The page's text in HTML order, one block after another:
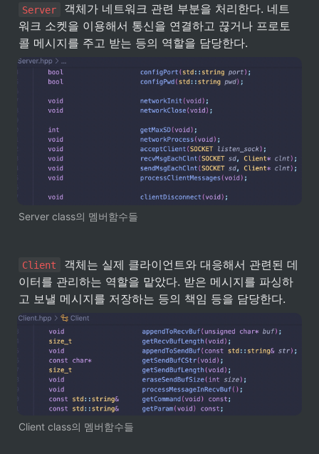
Server
객체가 네트워크 관련 부분을 처리한다. 네트
워크 소켓을 이용해서 통신을 연결하고 끊거나 프로토
콜 메시지를 주고 받는 등의 역할을 담당한다.
Server class의 멤버함수들
Client
객체는 실제 클라이언트와 대응해서 관련된 데
이터를 관리하는 역할을 맡았다. 받은 메시지를 파싱하
고 보낼 메시지를 저장하는 등의 책임 등을 담당한다.
Client class의 멤버함수들